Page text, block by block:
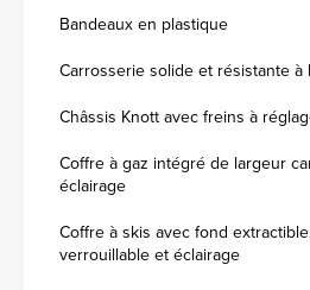
Bandeaux en plastique
Carrosserie solide et résistante à
Châssis Knott avec freins à
Coffre à gaz intégré de largeur
éclairage
Coffre à skis avec fond
verrouillable et éclairage